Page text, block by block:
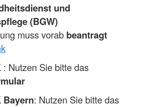
und
(BGW)
muss vorab beantragt
: Nutzen Sie bitte das
Bayern: Nutzen Sie bitte das